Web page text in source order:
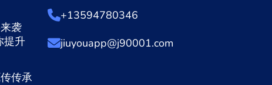
袭
提升
传承
+13594780346
jiuyouapp@j90001.com